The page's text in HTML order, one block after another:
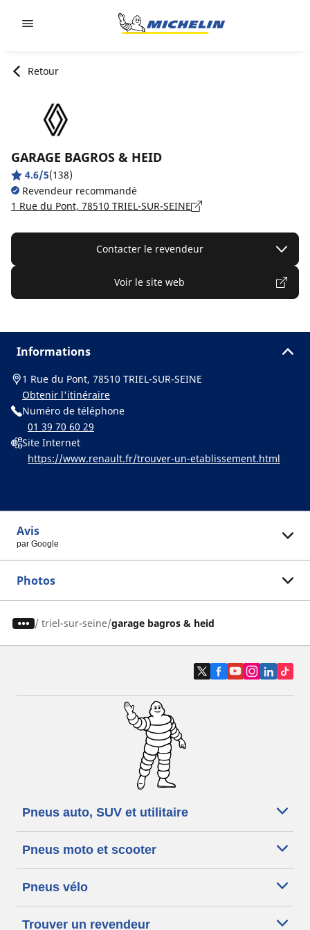
Retour
GARAGE BAGROS & HEID
4.6/5(138)
Revendeur recommandé
1 Rue du Pont, 78510 TRIEL-SUR-SEINE
Contacter le revendeur
Voir le site web
Informations
1 Rue du Pont, 78510 TRIEL-SUR-SEINE
Obtenir l'itinéraire
Numéro de téléphone
01 39 70 60 29
Site Internet
https://www.renault.fr/trouver-un-etablissement.html
Avis
par Google
Photos
/ triel-sur-seine garage bagros & heid
Pneus auto, SUV et utilitaire
Pneus moto et scooter
Pneus vélo
Trouver un revendeur